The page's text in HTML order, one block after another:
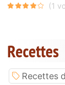
Recettes
Recettes